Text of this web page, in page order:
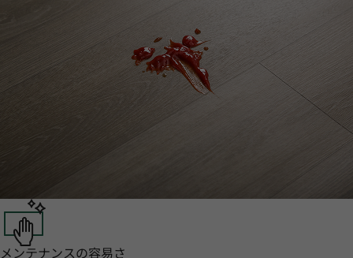
メンテナンスの容易さ